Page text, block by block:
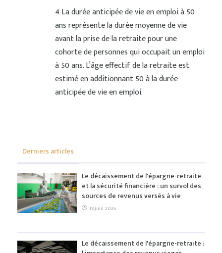
4 La durée anticipée de vie en emploi à 50
ans représente la durée moyenne de vie
avant la prise de la retraite pour une
cohorte de personnes qui occupait un emploi
à 50 ans. L’âge effectif de la retraite est
estimé en additionnant 50 à la durée
anticipée de vie en emploi.
Derniers articles
Le décaissement de l'épargne-retraite
et la sécurité financière : un survol des
sources de revenus versés à vie
18 juin 2026
Le décaissement de l'épargne-retraite :